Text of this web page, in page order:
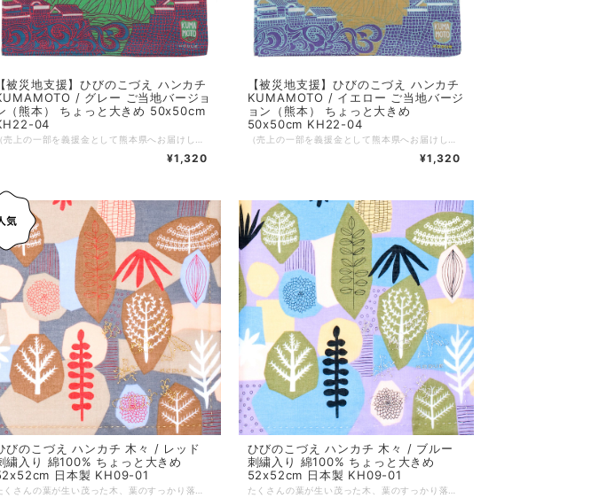
【被災地支援】ひびのこづえ ハンカチ
/ グレー ご当地バージョ
（熊本） ちょっと大きめ 50x50cm
04
¥1,320
【被災地支援】ひびのこづえ ハンカチ
KUMAMOTO / イエロー ご当地バージ
ョン（熊本） ちょっと大きめ
50x50cm KH22-04
¥1,320
びのこづえ ハンカチ 木々 / レッド
繍入り 綿100% ちょっと大きめ
日本製 KH09-01
ひびのこづえ ハンカチ 木々 / ブルー
刺繍入り 綿100% ちょっと大きめ
52x52cm 日本製 KH09-01